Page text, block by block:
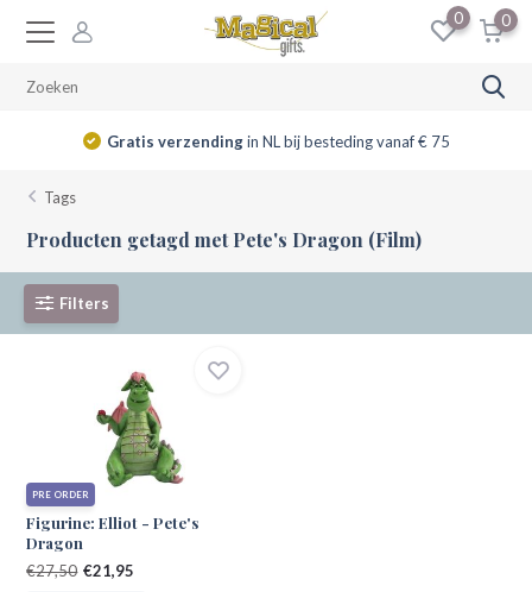
0 0
Gratis verzendingin NL bij besteding vanaf € 75
Tags
Producten getagd met Pete's Dragon (Film)
Filters
PRE ORDER
Figurine: Elliot - Pete's
Dragon
€27,50 €21,95